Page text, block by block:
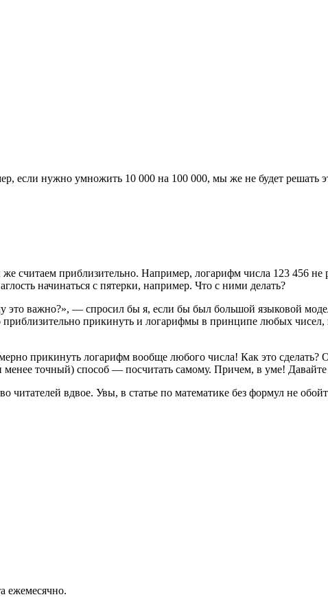
если нужно умножить 10 000 на 100 000, мы же не будет решать
считаем приблизительно. Например, логарифм числа 123 456
начинаться с пятерки, например. Что с ними делать?
это важно?», — спросил бы я, если бы был большой языковой
прикинуть и логарифмы в принципе любых
прикинуть логарифм вообще любого числа! Как это сделать?
менее точный) способ — посчитать самому. Причем, в уме!
читателей вдвое. Увы, в статье по математике без формул не
ежемесячно.